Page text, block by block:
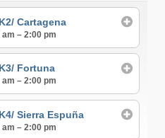
Cartagena
– 2:00 pm
Fortuna
– 2:00 pm
Sierra Espuña
– 2:00 pm